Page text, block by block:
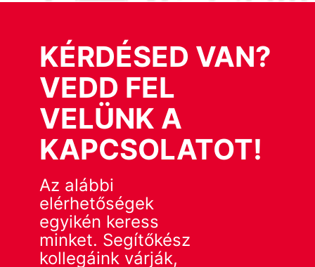
KÉRDÉSED VAN?
VEDD FEL
VELÜNK A
KAPCSOLATOT!
Az alábbi
elérhetőségek
egyikén keress
minket. Segítőkész
kollegáink várják,